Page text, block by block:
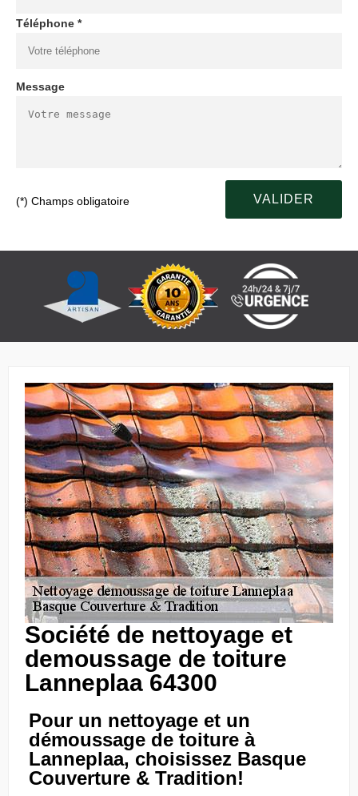
Téléphone *
Message
(*) Champs obligatoire
Société de nettoyage et
demoussage de toiture
Lanneplaa 64300
Pour un nettoyage et un
démoussage de toiture à
Lanneplaa, choisissez Basque
Couverture & Tradition!